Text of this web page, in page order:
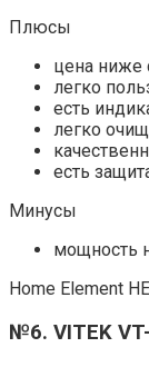
Плюсы
цена ниже
легко
есть
легко
есть
Минусы
мощность
Home Element
№6. VITEK